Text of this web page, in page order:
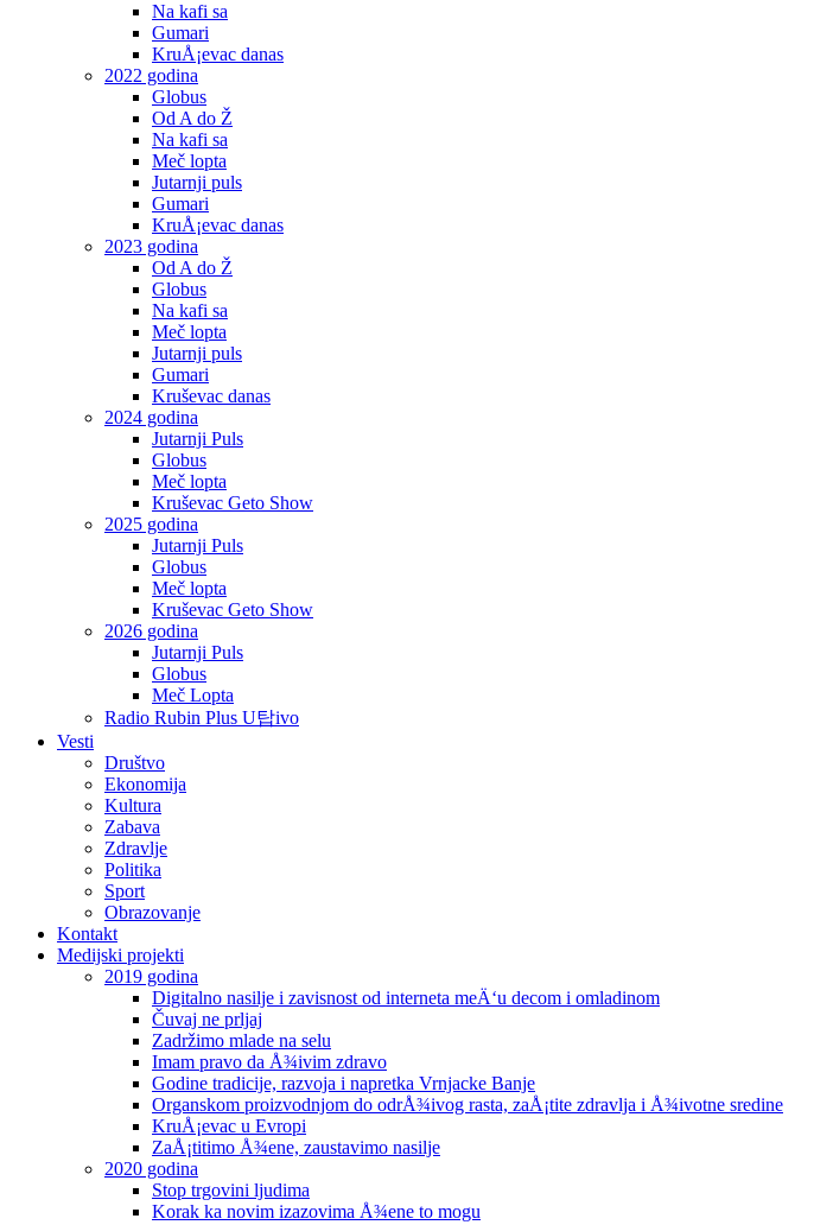
Na kafi sa
Gumari
KruÅ¡evac danas
2022 godina
Globus
Od A do Ž
Na kafi sa
Meč lopta
Jutarnji puls
Gumari
KruÅ¡evac danas
2023 godina
Od A do Ž
Globus
Na kafi sa
Meč lopta
Jutarnji puls
Gumari
Kruševac danas
2024 godina
Jutarnji Puls
Globus
Meč lopta
Kruševac Geto Show
2025 godina
Jutarnji Puls
Globus
Meč lopta
Kruševac Geto Show
2026 godina
Jutarnji Puls
Globus
Meč Lopta
Radio Rubin Plus U탑ivo
Vesti
Društvo
Ekonomija
Kultura
Zabava
Zdravlje
Politika
Sport
Obrazovanje
Kontakt
Medijski projekti
2019 godina
Digitalno nasilje i zavisnost od interneta meÄ‘u decom i omladinom
Čuvaj ne prljaj
Zadržimo mlade na selu
Imam pravo da Å¾ivim zdravo
Godine tradicije, razvoja i napretka Vrnjacke Banje
Organskom proizvodnjom do odrÅ¾ivog rasta, zaÅ¡tite zdravlja i Å¾ivotne sredine
KruÅ¡evac u Evropi
ZaÅ¡titimo Å¾ene, zaustavimo nasilje
2020 godina
Stop trgovini ljudima
Korak ka novim izazovima Å¾ene to mogu